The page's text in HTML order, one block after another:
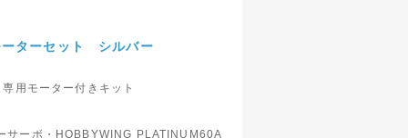
ターセット シルバー
用モーター付きキット
サーボ・HOBBYWING PLATINUM60A